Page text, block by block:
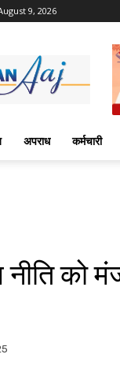
9, 2026
अपराध कर्मचारी
को